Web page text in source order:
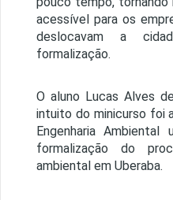
acessível para os
deslocavam a
formalização.
O aluno Lucas Alves
intuito do minicurso foi
Engenharia
formalização do
ambiental em Uberaba.